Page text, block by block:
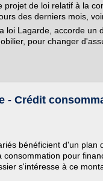
projet de loi relatif à la
des derniers mois,
loi Lagarde, accorde un
pour changer
- Crédit
bénéficient d'un plan
consommation pour
s'intéresse à ce